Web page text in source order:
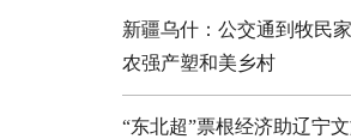
新疆乌什：公交通到牧民
农强产塑和美乡村
“东北超”票根经济助辽宁